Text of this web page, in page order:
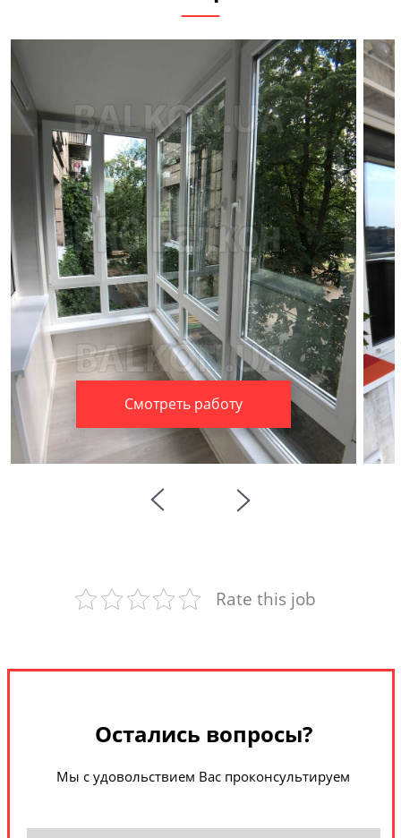
Смотреть работу
Rate this job
Остались вопросы?
Мы с удовольствием Вас проконсультируем